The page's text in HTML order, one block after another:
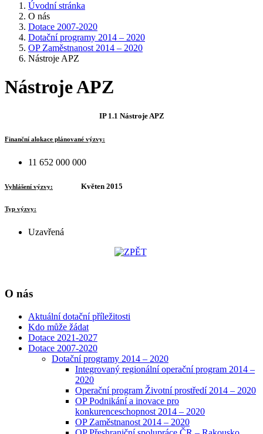
Úvodní stránka
O nás
Dotace 2007-2020
Dotační programy 2014 – 2020
OP Zaměstnanost 2014 – 2020
Nástroje APZ
Nástroje APZ
IP 1.1 Nástroje APZ
Finanční alokace plánované výzvy:
11 652 000 000
Vyhlášení výzvy: Květen 2015
Typ výzvy:
Uzavřená
O nás
Aktuální dotační příležitosti
Kdo může žádat
Dotace 2021-2027
Dotace 2007-2020
Dotační programy 2014 – 2020
Integrovaný regionální operační program 2014 –
2020
Operační program Životní prostředí 2014 – 2020
OP Podnikání a inovace pro
konkurenceschopnost 2014 – 2020
OP Zaměstnanost 2014 – 2020